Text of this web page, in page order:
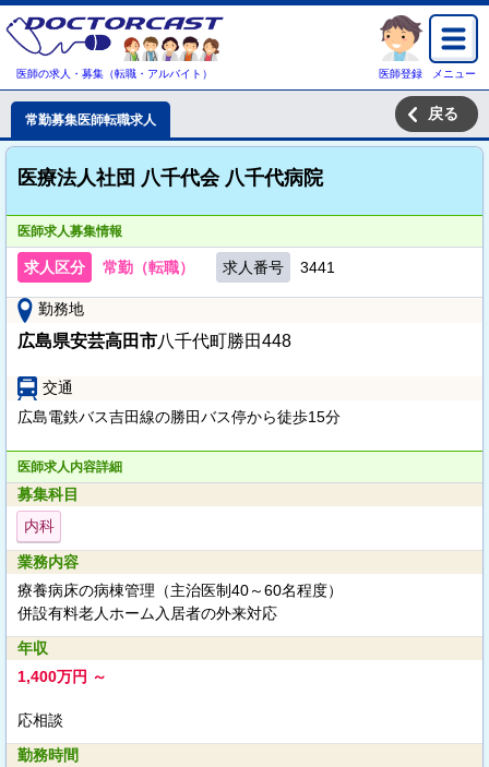
医師の求人・募集（転職・アルバイト） 医師登録 メニュー
常勤募集医師転職求人 戻る
医療法人社団 八千代会 八千代病院
医師求人募集情報
求人区分 常勤（転職） 求人番号 3441
勤務地
広島県安芸高田市八千代町勝田448
交通
広島電鉄バス吉田線の勝田バス停から徒歩15分
医師求人内容詳細
募集科目
内科
業務内容
療養病床の病棟管理（主治医制40～60名程度）
併設有料老人ホーム入居者の外来対応
年収
1,400万円 ～
応相談
勤務時間